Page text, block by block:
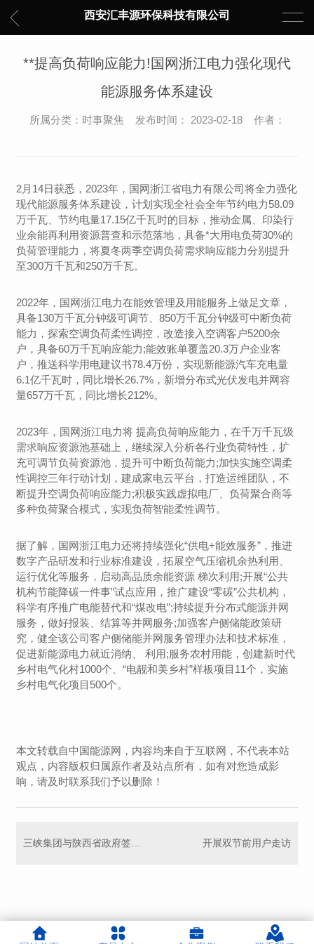
西安汇丰源环保科技有限公司
**提高负荷响应能力!国网浙江电力强化现代
能源服务体系建设
所属分类：时事聚焦 发布时间： 2023-02-18 作者：
2月14日获悉，2023年，国网浙江省电力有限公司将全力强化
现代能源服务体系建设，计划实现全社会全年节约电力58.09
万千瓦、节约电量17.15亿千瓦时的目标，推动金属、印染行
业余能再利用资源普查和示范落地，具备*大用电负荷30%的
负荷管理能力，将夏冬两季空调负荷需求响应能力分别提升
至300万千瓦和250万千瓦。
2022年，国网浙江电力在能效管理及用能服务上做足文章，
具备130万千瓦分钟级可调节、850万千瓦分钟级可中断负荷
能力，探索空调负荷柔性调控，改造接入空调客户5200余
户，具备60万千瓦响应能力;能效账单覆盖20.3万户企业客
户，推送科学用电建议书78.4万份，实现新能源汽车充电量
6.1亿千瓦时，同比增长26.7%，新增分布式光伏发电并网容
量657万千瓦，同比增长212%。
2023年，国网浙江电力将 提高负荷响应能力，在千万千瓦级
需求响应资源池基础上，继续深入分析各行业负荷特性，扩
充可调节负荷资源池，提升可中断负荷能力;加快实施空调柔
性调控三年行动计划，建成家电云平台，打造运维团队，不
断提升空调负荷响应能力;积极实践虚拟电厂、负荷聚合商等
多种负荷聚合模式，实现负荷智能柔性调节。
据了解，国网浙江电力还将持续强化“供电+能效服务”，推进
数字产品研发和行业标准建设，拓展空气压缩机余热利用、
运行优化等服务，启动高品质余能资源 梯次利用;开展“公共
机构节能降碳一件事”试点应用，推广建设“零碳”公共机构，
科学有序推广电能替代和“煤改电”;持续提升分布式能源并网
服务，做好报装、结算等并网服务;加强客户侧储能政策研
究，健全该公司客户侧储能并网服务管理办法和技术标准，
促进新能源电力就近消纳、 利用;服务农村用能，创建新时代
乡村电气化村1000个、“电靓和美乡村”样板项目11个，实施
乡村电气化项目500个。
本文转载自中国能源网，内容均来自于互联网，不代表本站
观点，内容版权归属原作者及站点所有，如有对您造成影
响，请及时联系我们予以删除！
开展双节前用户走访